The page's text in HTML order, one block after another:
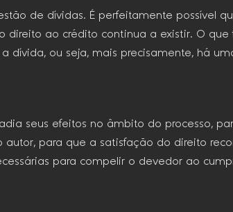
de dívidas. É perfeitamente possível
direito ao crédito continua a existir. O
dívida, ou seja, mais precisamente, há
seus efeitos no âmbito do processo,
autor, para que a satisfação do direito
para compelir o devedor ao